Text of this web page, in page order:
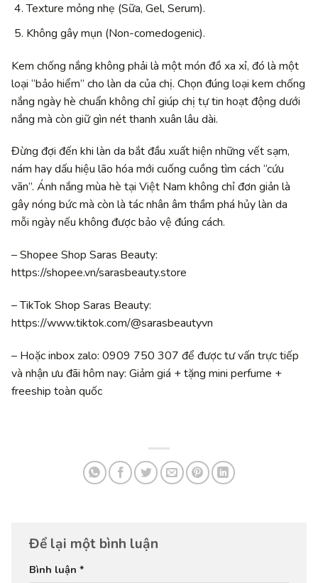
Texture mỏng nhẹ (Sữa, Gel, Serum).
Không gây mụn (Non-comedogenic).
Kem chống nắng không phải là một món đồ xa xỉ, đó là một
loại “bảo hiểm” cho làn da của chị. Chọn đúng loại kem chống
nắng ngày hè chuẩn không chỉ giúp chị tự tin hoạt động dưới
nắng mà còn giữ gìn nét thanh xuân lâu dài.
Đừng đợi đến khi làn da bắt đầu xuất hiện những vết sạm,
nám hay dấu hiệu lão hóa mới cuống cuồng tìm cách “cứu
vãn”. Ánh nắng mùa hè tại Việt Nam không chỉ đơn giản là
gây nóng bức mà còn là tác nhân âm thầm phá hủy làn da
mỗi ngày nếu không được bảo vệ đúng cách.
– Shopee Shop Saras Beauty:
https://shopee.vn/sarasbeauty.store
– TikTok Shop Saras Beauty:
https://www.tiktok.com/@sarasbeautyvn
– Hoặc inbox zalo: 0909 750 307 để được tư vấn trực tiếp
và nhận ưu đãi hôm nay: Giảm giá + tặng mini perfume +
freeship toàn quốc
Để lại một bình luận
Bình luận *